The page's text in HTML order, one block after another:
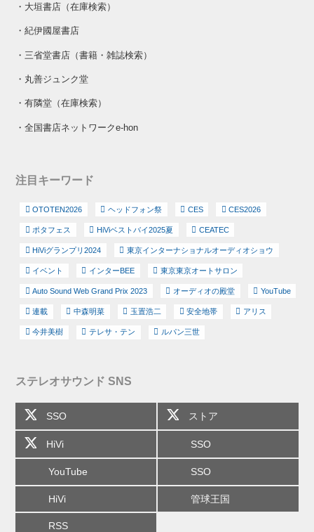
・ 大垣書店（在庫検索）
・紀伊國屋書店
・ 三省堂書店（書籍・雑誌検索）
・ 丸善ジュンク堂
・有隣堂（在庫検索）
・全国書店ネットワークe-hon
注目キーワード
OTOTEN2026 ヘッドフォン祭 CES CES2026
ポタフェス HiViベストバイ2025夏 CEATEC
HiViグランプリ2024 東京インターナショナルオーディオショウ
イベント インターBEE 東京東京オートサロン
Auto Sound Web Grand Prix 2023 オーディオの殿堂 YouTube
連載 中森明菜 玉置浩二 安全地帯 アリス
今井美樹 テレサ・テン ルパン三世
ステレオサウンド SNS
SSO ストア
HiVi SSO
YouTube SSO
HiVi 管球王国
RSS